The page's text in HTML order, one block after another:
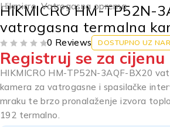
Hikmicro,Vatrogasna oprema
HIKMICRO HM-TP52N-
vatrogasna termalna
0 Reviews DOSTUPNO UZ
Registruj se za cijenu
HIKMICRO HM-TP52N-3AQF-BX20
kamera za vatrogasne i spasilačke
mraku te brzo pronalaženje izvora
192 termalno.